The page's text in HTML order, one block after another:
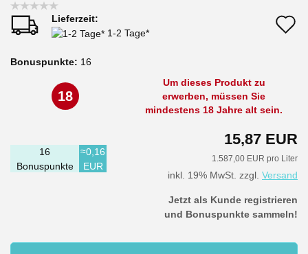
Lieferzeit:
1-2 Tage*
Bonuspunkte: 16
18
Um dieses Produkt zu
erwerben, müssen Sie
mindestens 18 Jahre alt sein.
15,87 EUR
1.587,00 EUR pro Liter
inkl. 19% MwSt. zzgl. Versand
16
Bonuspunkte
≈0,16
EUR
Jetzt als Kunde registrieren
und Bonuspunkte sammeln!